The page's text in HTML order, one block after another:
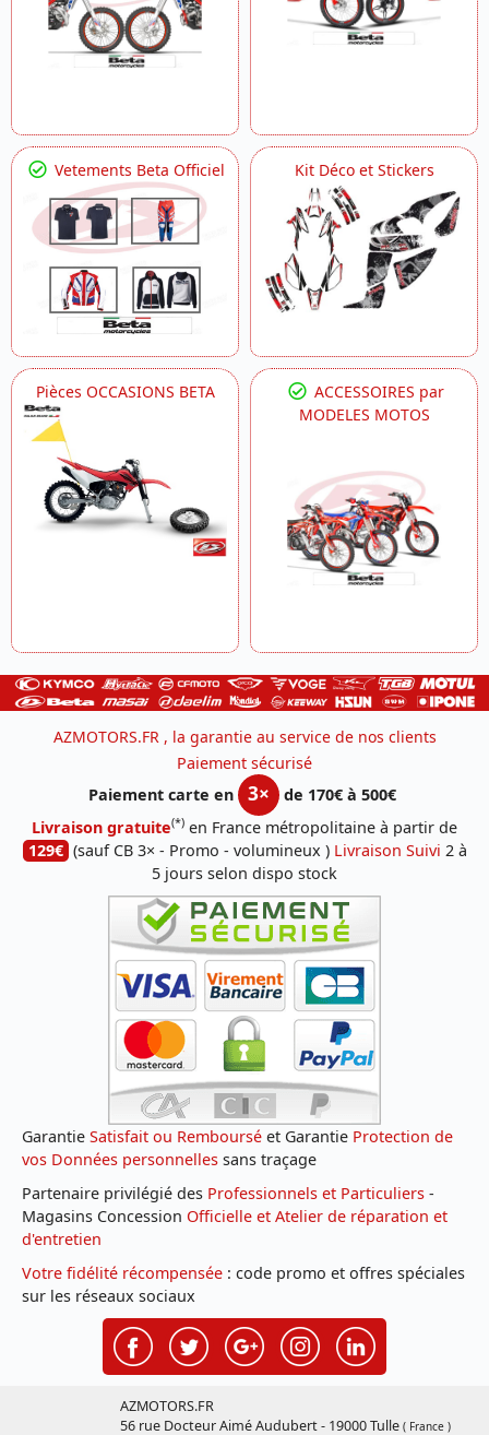
Vetements Beta Officiel Kit Déco et Stickers
Pièces OCCASIONS BETA
ACCESSOIRES par
MODELES MOTOS
AZMOTORS.FR , la garantie au service de nos clients
Paiement sécurisé
Paiement carte en
3×
de 170€ à 500€
Livraison gratuite(*) en France métropolitaine à partir de
129€ (sauf CB 3× - Promo - volumineux ) Livraison Suivi 2 à
5 jours selon dispo stock
Garantie Satisfait ou Remboursé et Garantie Protection de
vos Données personnelles sans traçage
Partenaire privilégié des Professionnels et Particuliers -
Magasins Concession Officielle et Atelier de réparation et
d'entretien
Votre fidélité récompensée : code promo et offres spéciales
sur les réseaux sociaux
AZMOTORS.FR
56 rue Docteur Aimé Audubert - 19000 Tulle ( France )